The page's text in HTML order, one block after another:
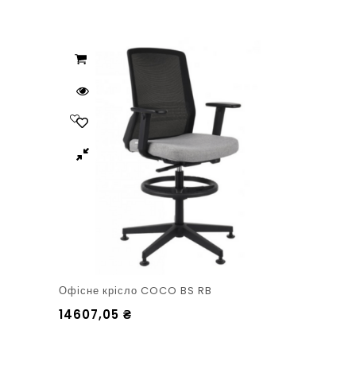
Офісне крісло COCO BS RB
14607,05 ₴